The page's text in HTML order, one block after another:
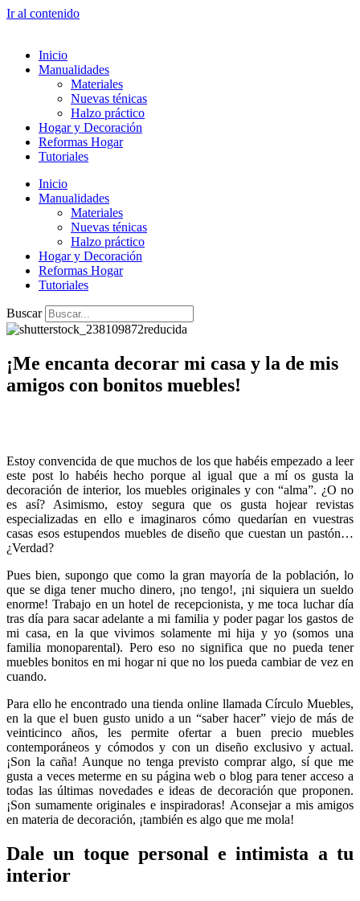
Ir al contenido
Inicio
Manualidades
Materiales
Nuevas ténicas
Halzo práctico
Hogar y Decoración
Reformas Hogar
Tutoriales
Inicio
Manualidades
Materiales
Nuevas ténicas
Halzo práctico
Hogar y Decoración
Reformas Hogar
Tutoriales
Buscar
¡Me encanta decorar mi casa y la de mis
amigos con bonitos muebles!
Estoy convencida de que muchos de los que habéis empezado a leer
este post lo habéis hecho porque al igual que a mí os gusta la
decoración de interior, los muebles originales y con “alma”. ¿O no
es así? Asimismo, estoy segura que os gusta hojear revistas
especializadas en ello e imaginaros cómo quedarían en vuestras
casas esos estupendos muebles de diseño que cuestan un pastón…
¿Verdad?
Pues bien, supongo que como la gran mayoría de la población, lo
que se diga tener mucho dinero, ¡no tengo!, ¡ni siquiera un sueldo
enorme! Trabajo en un hotel de recepcionista, y me toca luchar día
tras día para sacar adelante a mi familia y poder pagar los gastos de
mi casa, en la que vivimos solamente mi hija y yo (somos una
familia monoparental). Pero eso no significa que no pueda tener
muebles bonitos en mi hogar ni que no los pueda cambiar de vez en
cuando.
Para ello he encontrado una tienda online llamada Círculo Muebles,
en la que el buen gusto unido a un “saber hacer” viejo de más de
veinticinco años, les permite ofertar a buen precio muebles
contemporáneos y cómodos y con un diseño exclusivo y actual.
¡Son la caña! Aunque no tenga previsto comprar algo, sí que me
gusta a veces meterme en su página web o blog para tener acceso a
todas las últimas novedades e ideas de decoración que proponen.
¡Son sumamente originales e inspiradoras! Aconsejar a mis amigos
en materia de decoración, ¡también es algo que me mola!
Dale un toque personal e intimista a tu
interior